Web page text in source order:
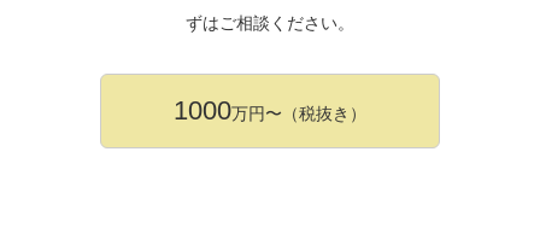
ずはご相談ください。
1000万円〜（税抜き）